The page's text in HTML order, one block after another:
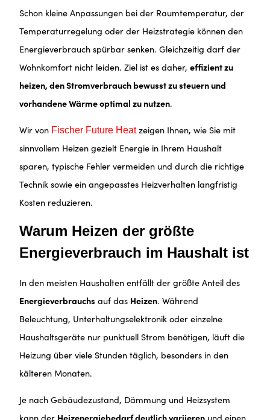
Schon kleine Anpassungen bei der Raumtemperatur, der
Temperaturregelung oder der Heizstrategie können den
Energieverbrauch spürbar senken. Gleichzeitig darf der
Wohnkomfort nicht leiden. Ziel ist es daher,effizient zu
heizen, den Stromverbrauch bewusst zu steuern und
vorhandene Wärme optimal zu nutzen.
Wir von Fischer Future Heatzeigen Ihnen, wie Sie mit
sinnvollem Heizen gezielt Energie in Ihrem Haushalt
sparen, typische Fehler vermeiden und durch die richtige
Technik sowie ein angepasstes Heizverhalten langfristig
Kosten reduzieren.
Warum Heizen der größte
Energieverbrauch im Haushalt ist
In den meisten Haushalten entfällt der größte Anteil des
Energieverbrauchs auf das Heizen. Während
Beleuchtung, Unterhaltungselektronik oder einzelne
Haushaltsgeräte nur punktuell Strom benötigen, läuft die
Heizung über viele Stunden täglich, besonders in den
kälteren Monaten.
Je nach Gebäudezustand, Dämmung und Heizsystem
kann der Heizenergiebedarf deutlich variieren und einen